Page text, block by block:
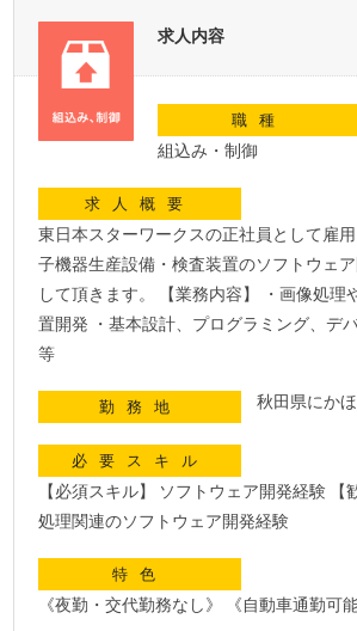
求人内容
職種
組込み・制御
求人概要
東日本スターワークスの正社員として雇
子機器生産設備・検査装置のソフトウェ
して頂きます。 【業務内容】 ・画像処理
置開発 ・基本設計、プログラミング、デ
等
勤務地 秋田県にか
必要スキル
【必須スキル】 ソフトウェア開発経験 【
処理関連のソフトウェア開発経験
特色
《夜勤・交代勤務なし》 《自動車通勤可能